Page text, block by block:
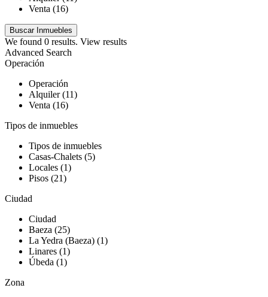
Venta (16)
We found 0 results. View results
Advanced Search
Operación
Operación
Alquiler (11)
Venta (16)
Tipos de inmuebles
Tipos de inmuebles
Casas-Chalets (5)
Locales (1)
Pisos (21)
Ciudad
Ciudad
Baeza (25)
La Yedra (Baeza) (1)
Linares (1)
Úbeda (1)
Zona